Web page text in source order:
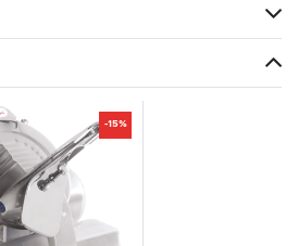
-15%